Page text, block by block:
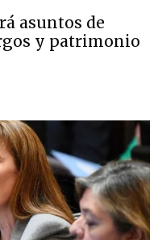
asuntos de
y patrimonio